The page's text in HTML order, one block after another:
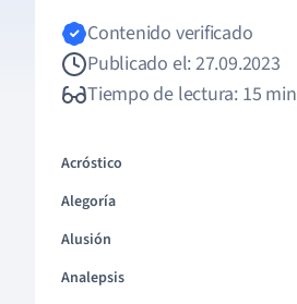
Contenido verificado
Publicado el: 27.09.2023
Tiempo de lectura: 15 min
Acróstico
Alegoría
Alusión
Analepsis